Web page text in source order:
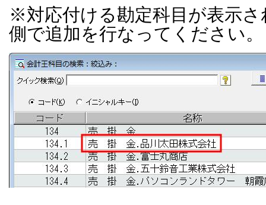
※対応付ける勘定科目が表示
側で追加を行なってください。